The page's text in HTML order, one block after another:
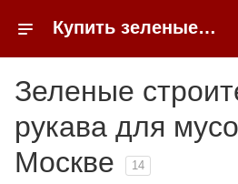
Купить зеленые строительные рукава для мусора в Москве | 0FFER
Зеленые
рукава для
Москве
14